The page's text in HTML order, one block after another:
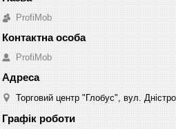
ProfiMob
ProfiMob
Торговий центр "Глобус", вул.
Графік роботи